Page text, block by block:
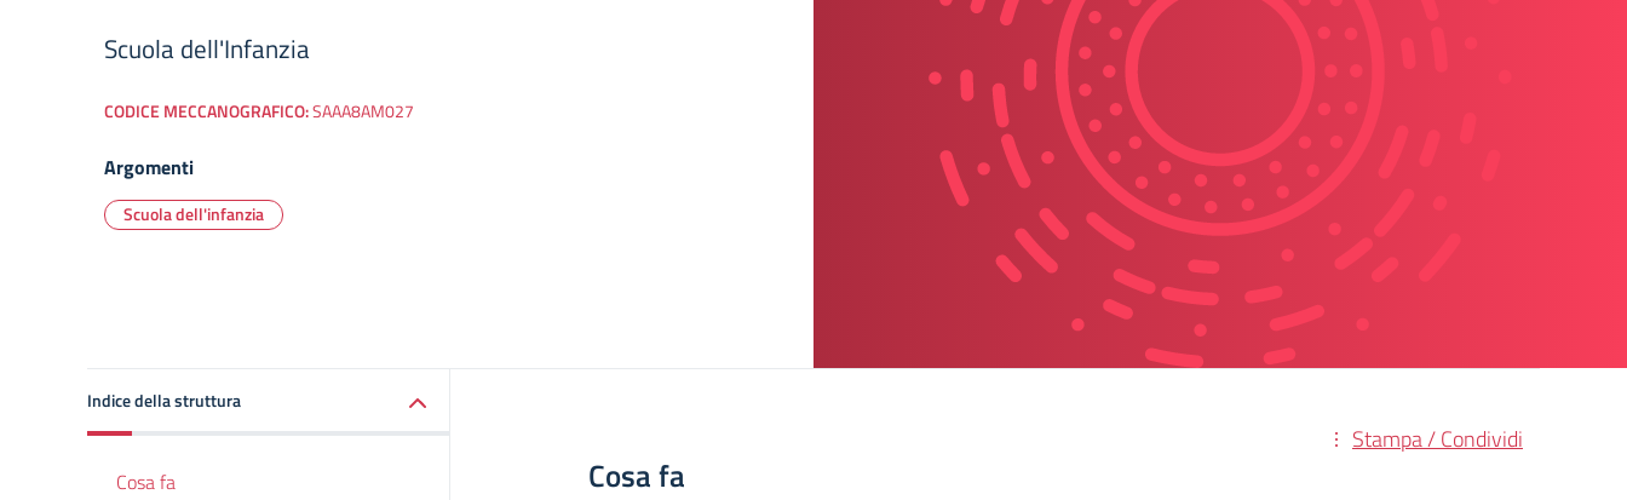
Scuola dell'Infanzia
CODICE MECCANOGRAFICO:SAAA8AM027
Argomenti
Scuola dell'infanzia
Indice della struttura
Cosa fa
Stampa / Condividi
Cosa fa